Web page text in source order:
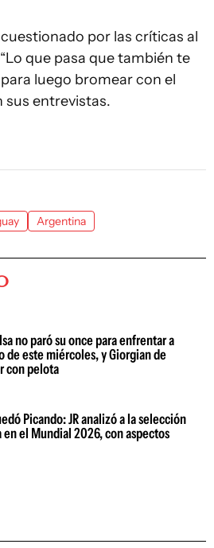
por las críticas al
que pasa que también te
luego bromear con el
sus entrevistas.
Argentina
no paró su once para enfrentar a
de este miércoles, y Giorgian de
con pelota
Picando: JR analizó a la selección
el Mundial 2026, con aspectos